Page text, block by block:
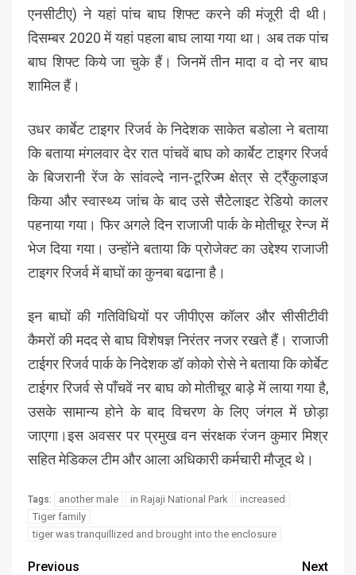
एनसीटीए) ने यहां पांच बाघ शिफ्ट करने की मंजूरी दी थी।
दिसम्बर 2020 में यहां पहला बाघ लाया गया था। अब तक पांच
बाघ शिफ्ट किये जा चुके हैं। जिनमें तीन मादा व दो नर बाघ
शामिल हैं।
उधर कार्बेट टाइगर रिजर्व के निदेशक साकेत बडोला ने बताया
कि बताया मंगलवार देर रात पांचवें बाघ को कार्बेट टाइगर रिजर्व
के बिजरानी रेंज के सांवल्दे नान-टूरिज्म क्षेत्र से ट्रैंकुलाइज
किया और स्वास्थ्य जांच के बाद उसे सैटेलाइट रेडियो कालर
पहनाया गया। फिर अगले दिन राजाजी पार्क के मोतीचूर रेन्ज में
भेज दिया गया। उन्होंने बताया कि प्रोजेक्ट का उद्देश्य राजाजी
टाइगर रिजर्व में बाघों का कुनबा बढाना है।
इन बाघों की गतिविधियों पर जीपीएस कॉलर और सीसीटीवी
कैमरों की मदद से बाघ विशेषज्ञ निरंतर नजर रखते हैं। राजाजी
टाईगर रिजर्व पार्क के निदेशक डॉ कोको रोसे ने बताया कि कोर्बेट
टाईगर रिजर्व से पाँचवें नर बाघ को मोतीचूर बाड़े में लाया गया है,
उसके सामान्य होने के बाद विचरण के लिए जंगल में छोड़ा
जाएगा।इस अवसर पर प्रमुख वन संरक्षक रंजन कुमार मिश्र
सहित मेडिकल टीम और आला अधिकारी कर्मचारी मौजूद थे।
Tags: another male in Rajaji National Park
increased
Tiger family
tiger was tranquillized and brought into the enclosure
Previous
Next